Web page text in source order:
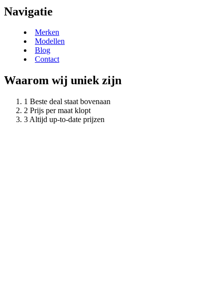
Navigatie
Merken
Modellen
Blog
Contact
Waarom wij uniek zijn
Beste deal staat bovenaan
Prijs per maat klopt
Altijd up-to-date prijzen